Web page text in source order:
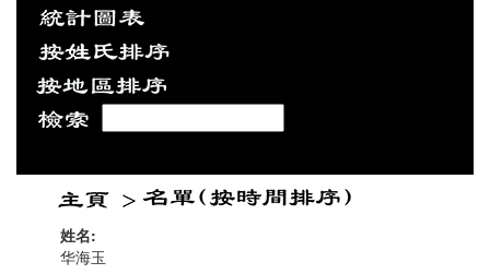
姓名:
华海玉